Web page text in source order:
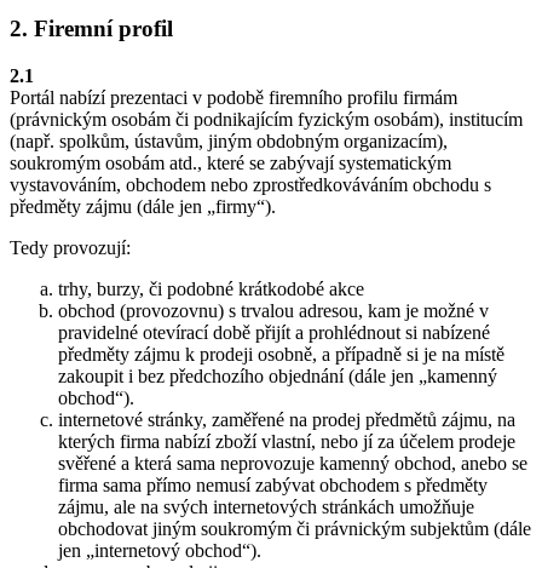
2. Firemní profil
2.1
Portál nabízí prezentaci v podobě firemního profilu firmám
(právnickým osobám či podnikajícím fyzickým osobám), institucím
(např. spolkům, ústavům, jiným obdobným organizacím),
soukromým osobám atd., které se zabývají systematickým
vystavováním, obchodem nebo zprostředkováváním obchodu s
předměty zájmu (dále jen „firmy“).
Tedy provozují:
trhy, burzy, či podobné krátkodobé akce
obchod (provozovnu) s trvalou adresou, kam je možné v
pravidelné otevírací době přijít a prohlédnout si nabízené
předměty zájmu k prodeji osobně, a případně si je na místě
zakoupit i bez předchozího objednání (dále jen „kamenný
obchod“).
internetové stránky, zaměřené na prodej předmětů zájmu, na
kterých firma nabízí zboží vlastní, nebo jí za účelem prodeje
svěřené a která sama neprovozuje kamenný obchod, anebo se
firma sama přímo nemusí zabývat obchodem s předměty
zájmu, ale na svých internetových stránkách umožňuje
obchodovat jiným soukromým či právnickým subjektům (dále
jen „internetový obchod“).